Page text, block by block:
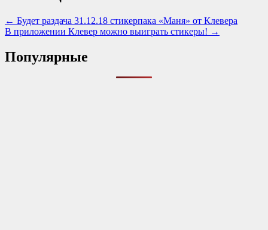
← Будет раздача 31.12.18 стикерпака «Маня» от Клевера
В приложении Клевер можно выиграть стикеры! →
Популярные